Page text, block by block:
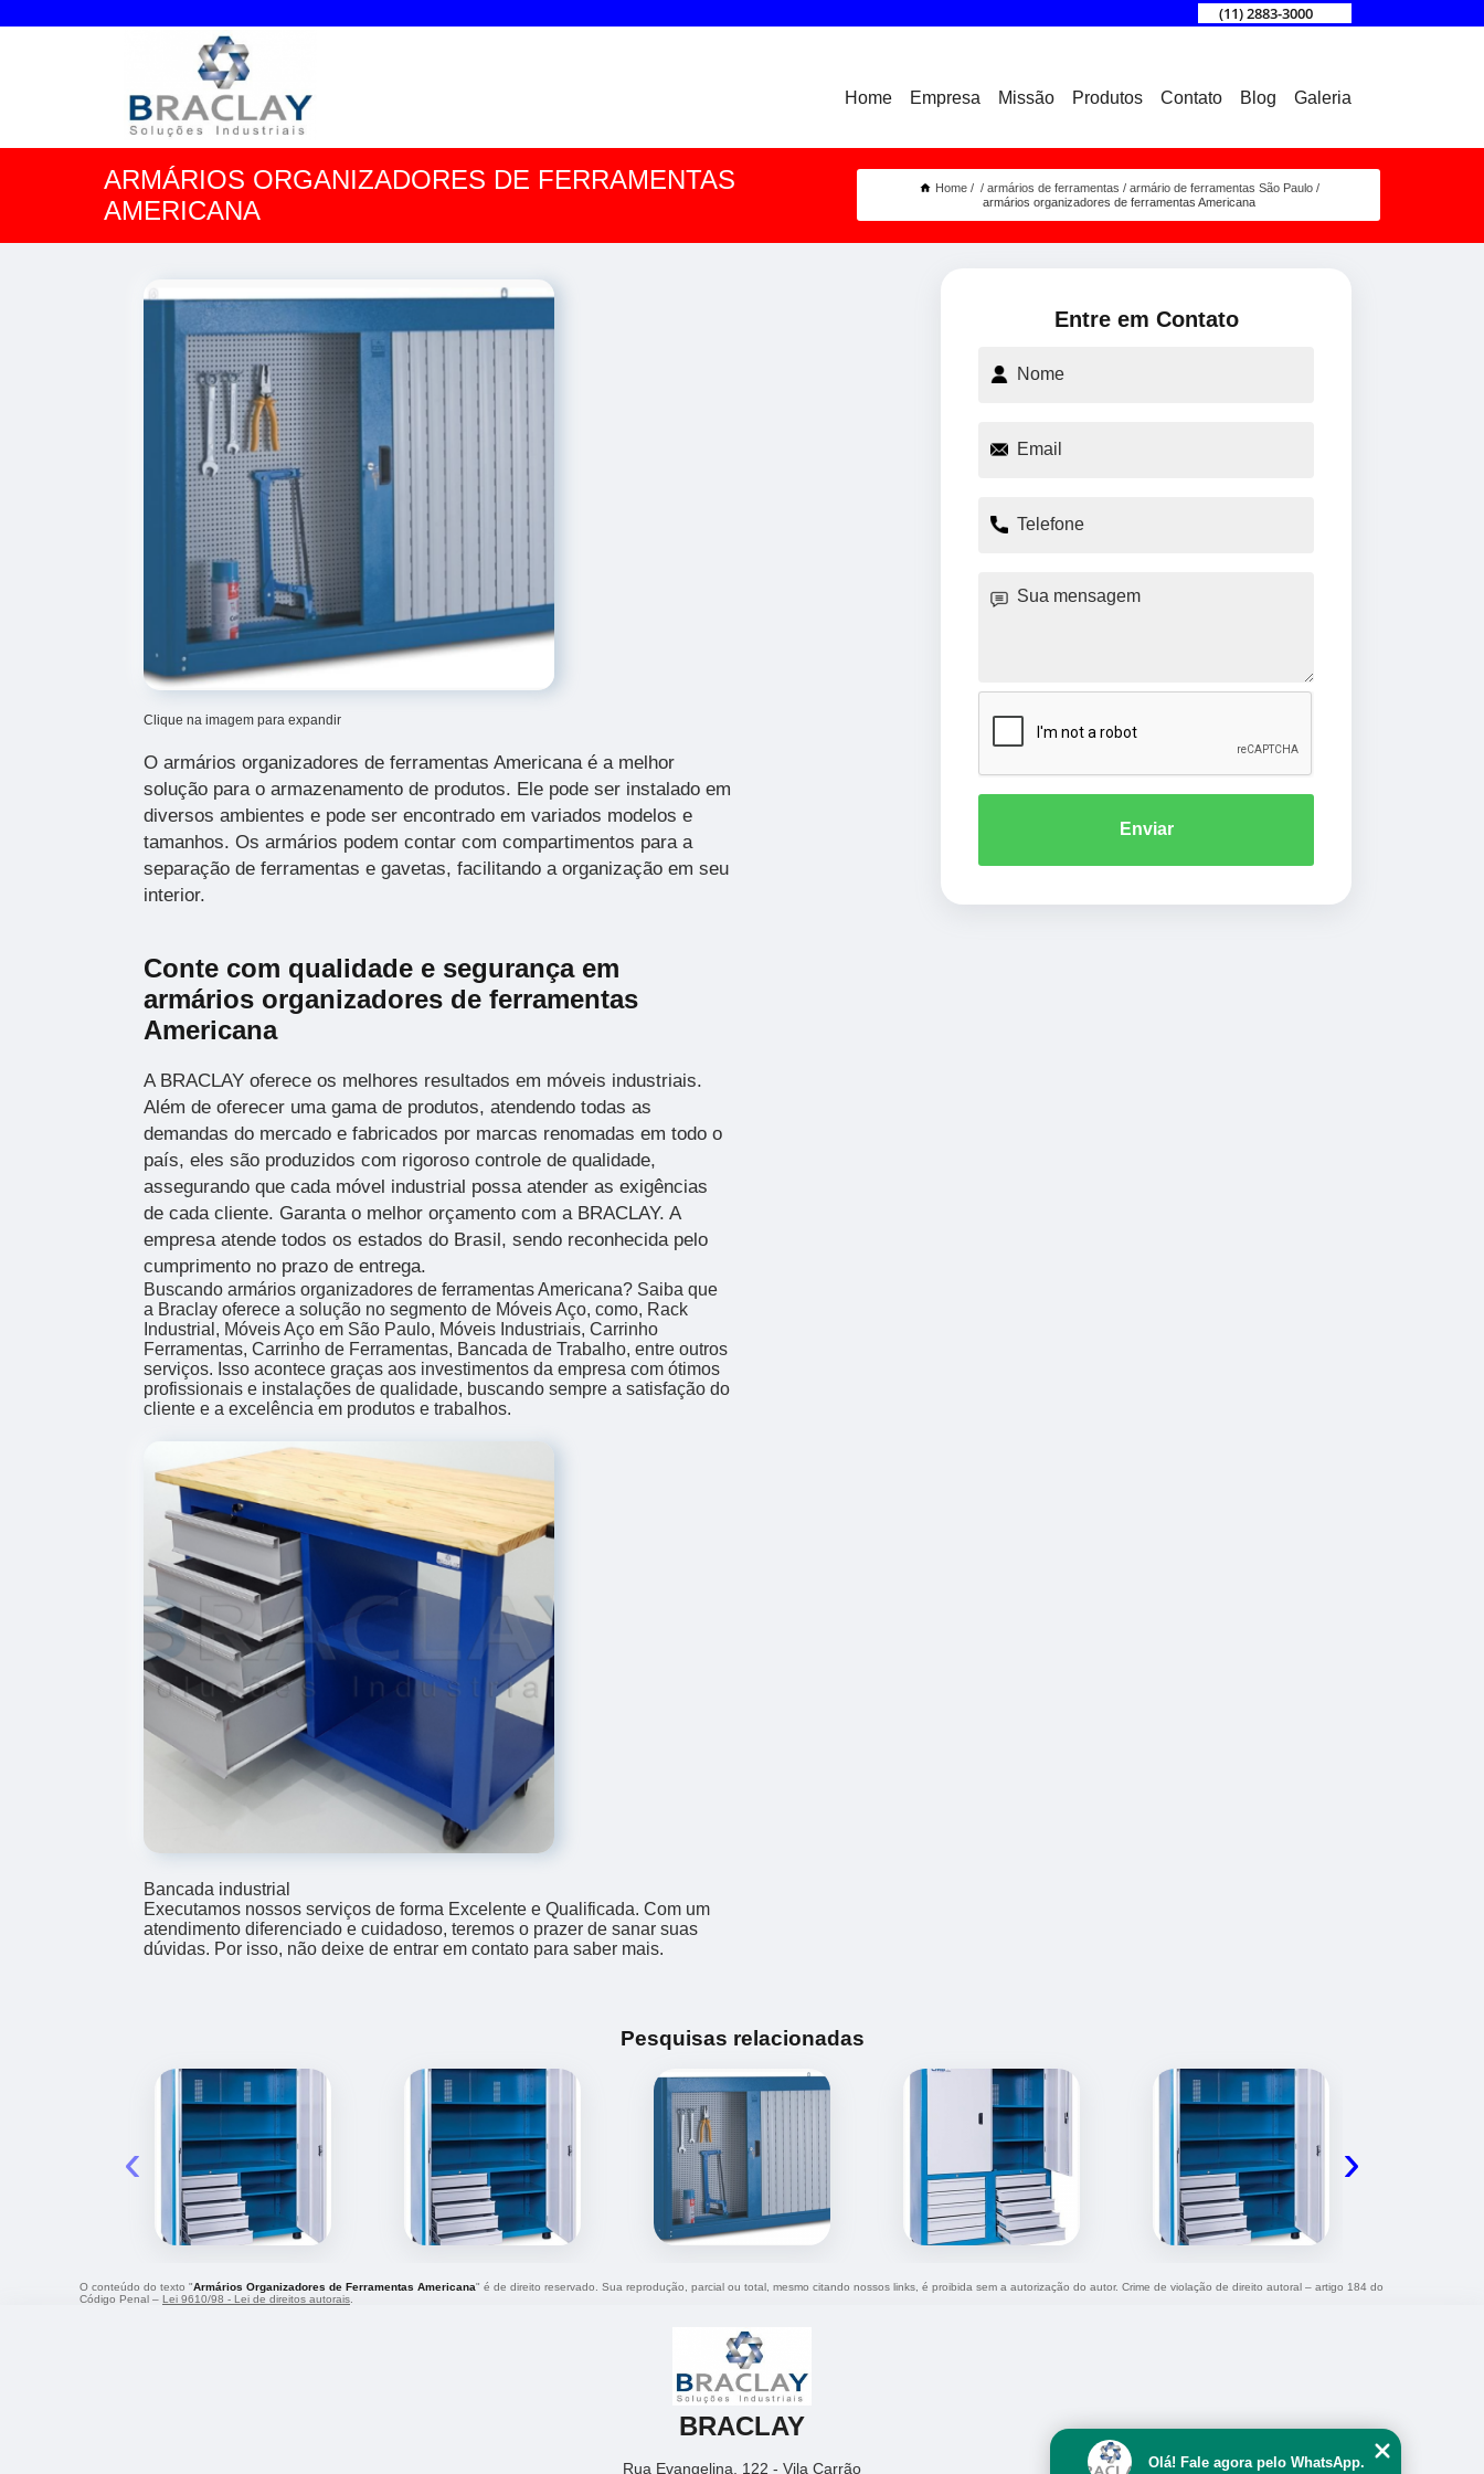
(11) 2883-3000
Home Empresa Missão Produtos Contato Blog Galeria
ARMÁRIOS ORGANIZADORES DE FERRAMENTAS
AMERICANA
Home armários de ferramentas
armário de ferramentas São Paulo
armários organizadores de ferramentas Americana
Clique na imagem para expandir
O armários organizadores de ferramentas Americana é a melhor
solução para o armazenamento de produtos. Ele pode ser instalado em
diversos ambientes e pode ser encontrado em variados modelos e
tamanhos. Os armários podem contar com compartimentos para a
separação de ferramentas e gavetas, facilitando a organização em seu
interior.
Conte com qualidade e segurança em
armários organizadores de ferramentas
Americana
A BRACLAY oferece os melhores resultados em móveis industriais.
Além de oferecer uma gama de produtos, atendendo todas as
demandas do mercado e fabricados por marcas renomadas em todo o
país, eles são produzidos com rigoroso controle de qualidade,
assegurando que cada móvel industrial possa atender as exigências
de cada cliente. Garanta o melhor orçamento com a BRACLAY. A
empresa atende todos os estados do Brasil, sendo reconhecida pelo
cumprimento no prazo de entrega.
Buscando armários organizadores de ferramentas Americana? Saiba que
a Braclay oferece a solução no segmento de Móveis Aço, como, Rack
Industrial, Móveis Aço em São Paulo, Móveis Industriais, Carrinho
Ferramentas, Carrinho de Ferramentas, Bancada de Trabalho, entre outros
serviços. Isso acontece graças aos investimentos da empresa com ótimos
profissionais e instalações de qualidade, buscando sempre a satisfação do
cliente e a excelência em produtos e trabalhos.
Bancada industrial
Executamos nossos serviços de forma Excelente e Qualificada. Com um
atendimento diferenciado e cuidadoso, teremos o prazer de sanar suas
dúvidas. Por isso, não deixe de entrar em contato para saber mais.
Entre em Contato
Enviar
Pesquisas relacionadas
‹ ›
O conteúdo do texto "Armários Organizadores de Ferramentas Americana" é de direito reservado. Sua reprodução, parcial ou total, mesmo citando nossos links, é proibida sem a autorização do autor. Crime de violação de direito autoral – artigo 184 do
Código Penal – Lei 9610/98 - Lei de direitos autorais
BRACLAY
Rua Evangelina, 122 - Vila Carrão Olá! Fale agora pelo WhatsApp.